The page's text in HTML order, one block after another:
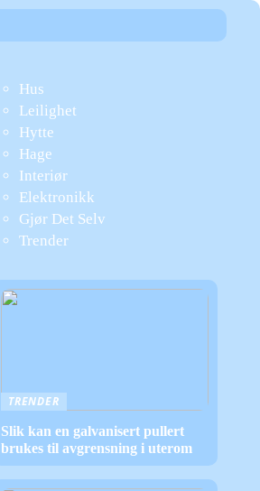
Hus
Leilighet
Hytte
Hage
Interiør
Elektronikk
Gjør Det Selv
Trender
TRENDER
Slik kan en galvanisert pullert
brukes til avgrensning i uterom